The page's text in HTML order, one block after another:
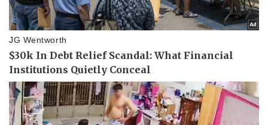
Thế giới thể thao
eSports
Hậu trường
Tư vấn